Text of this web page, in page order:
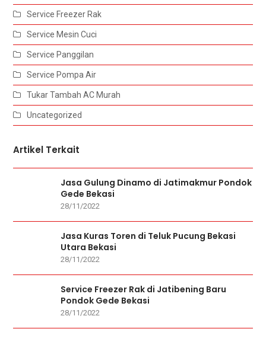
Service Freezer Rak
Service Mesin Cuci
Service Panggilan
Service Pompa Air
Tukar Tambah AC Murah
Uncategorized
Artikel Terkait
Jasa Gulung Dinamo di Jatimakmur Pondok
Gede Bekasi
28/11/2022
Jasa Kuras Toren di Teluk Pucung Bekasi
Utara Bekasi
28/11/2022
Service Freezer Rak di Jatibening Baru
Pondok Gede Bekasi
28/11/2022